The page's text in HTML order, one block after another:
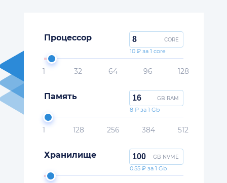
Процессор
1 32 64 96 128
CORE
10 ₽ за 1 core
Память
1 128 256 384 512
GB RAM
8 ₽ за 1 Gb
Хранилище GB NVME
0.55 ₽ за 1 Gb